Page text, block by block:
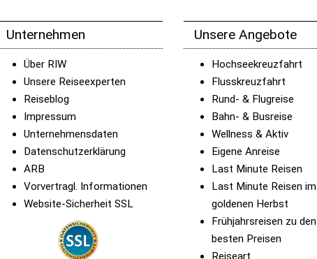
Unternehmen
Über RIW
Unsere Reiseexperten
Reiseblog
Impressum
Unternehmensdaten
Datenschutzerklärung
ARB
Vorvertragl. Informationen
Website-Sicherheit SSL
Unsere Angebote
Hochseekreuzfahrt
Flusskreuzfahrt
Rund- & Flugreise
Bahn- & Busreise
Wellness & Aktiv
Eigene Anreise
Last Minute Reisen
Last Minute Reisen im
goldenen Herbst
Frühjahrsreisen zu den
besten Preisen
Reiseart